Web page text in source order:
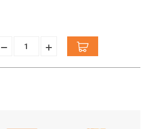
Hoeveelheid
Verminderen:
Hoeveelheid
verhogen: